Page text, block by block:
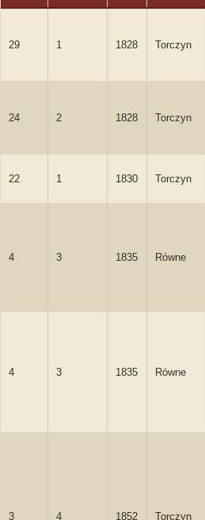
29 1 1828 Torczyn
24 2 1828 Torczyn
22 1 1830 Torczyn
4 3 1835 Równe
4 3 1835 Równe
3 4 1852 Torczyn